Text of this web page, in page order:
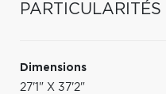
Dimensions
27'1" X 37'2"